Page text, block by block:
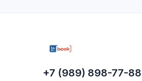
+7 (989) 898-77-88